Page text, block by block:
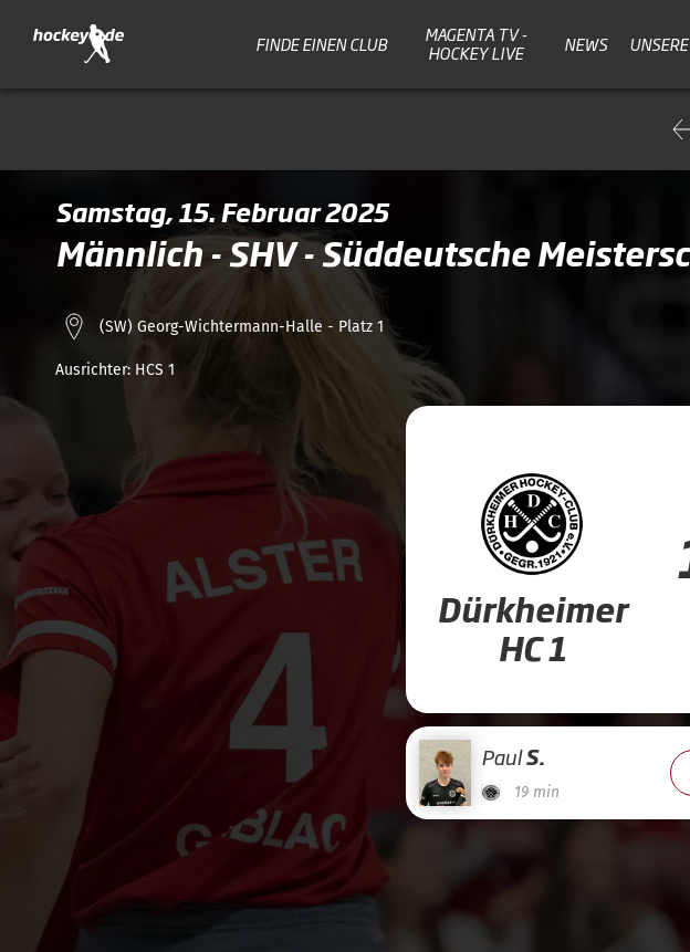
FINDE EINEN CLUB
MAGENTA TV -
HOCKEY LIVE
NEWS
Samstag, 15. Februar 2025
Männlich - SHV - Süddeutsche
(SW) Georg-Wichtermann-Halle - Platz 1
Ausrichter: HCS 1
Dürkheimer
HC 1
PaulS.
19 min